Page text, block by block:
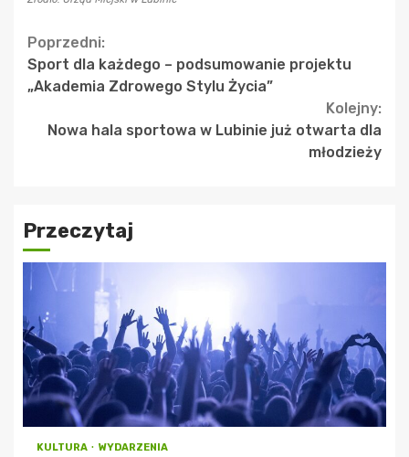
Continue
Reading
Poprzedni:
Sport dla każdego – podsumowanie projektu
„Akademia Zdrowego Stylu Życia”
Kolejny:
Nowa hala sportowa w Lubinie już otwarta dla
młodzieży
Przeczytaj
KULTURA WYDARZENIA